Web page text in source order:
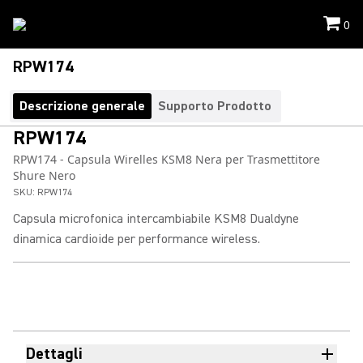
0
RPW174
Descrizione generale Supporto Prodotto
RPW174
RPW174 - Capsula Wirelles KSM8 Nera per Trasmettitore
Shure Nero
SKU: RPW174
Capsula microfonica intercambiabile KSM8 Dualdyne
dinamica cardioide per performance wireless.
Dettagli